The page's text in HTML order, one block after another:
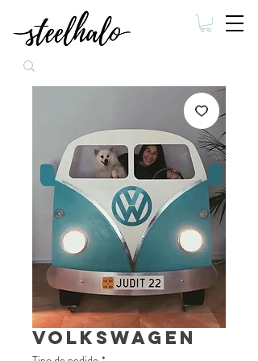
Volkswagen